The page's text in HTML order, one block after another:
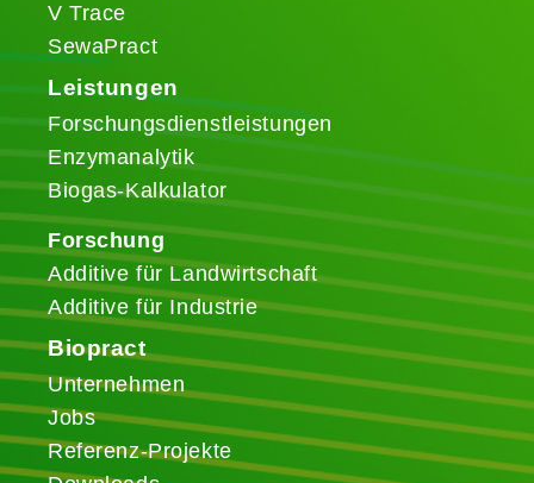
V Trace
SewaPract
Leistungen
Forschungsdienstleistungen
Enzymanalytik
Biogas-Kalkulator
Forschung
Additive für Landwirtschaft
Additive für Industrie
Biopract
Unternehmen
Jobs
Referenz-Projekte